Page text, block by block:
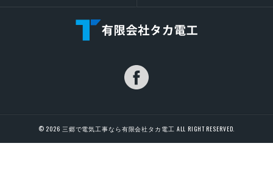
© 2026 三郷で電気工事なら有限会社タカ電工 ALL RIGHT RESERVED.